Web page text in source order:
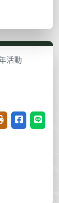
活動
友善列印(開新視
分享至臉書
分享